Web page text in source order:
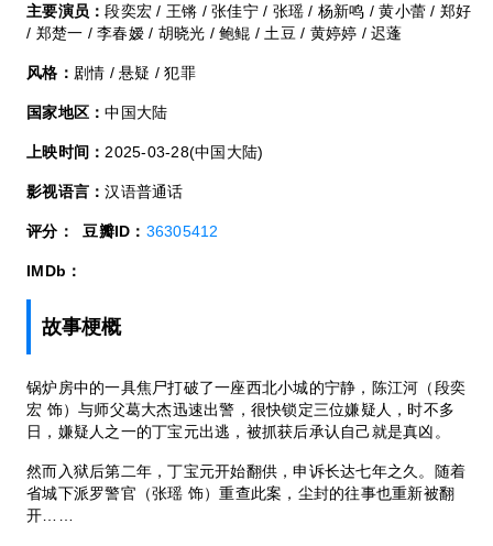
主要演员：段奕宏 / 王锵 / 张佳宁 / 张瑶 / 杨新鸣 / 黄小蕾 / 郑好
/ 郑楚一 / 李春嫒 / 胡晓光 / 鲍鲲 / 土豆 / 黄婷婷 / 迟蓬
风格： 剧情 / 悬疑 / 犯罪
国家地区：中国大陆
上映时间： 2025-03-28(中国大陆)
影视语言：汉语普通话
评分： 豆瓣ID： 36305412
IMDb：
故事梗概
锅炉房中的一具焦尸打破了一座西北小城的宁静，陈江河（段奕
宏 饰）与师父葛大杰迅速出警，很快锁定三位嫌疑人，时不多
日，嫌疑人之一的丁宝元出逃，被抓获后承认自己就是真凶。
然而入狱后第二年，丁宝元开始翻供，申诉长达七年之久。随着
省城下派罗警官（张瑶 饰）重查此案，尘封的往事也重新被翻
开……